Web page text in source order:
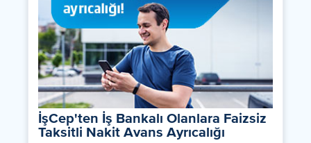
İşCep'ten İş Bankalı Olanlara Faizsiz
Taksitli Nakit Avans Ayrıcalığı